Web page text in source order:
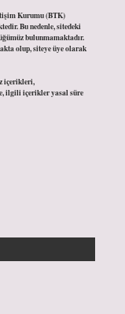
Kurumu (BTK)
Bu nedenle, sitedeki
bulunmamaktadır.
olup, siteye üye olarak
içerikleri,
ilgili içerikler yasal süre